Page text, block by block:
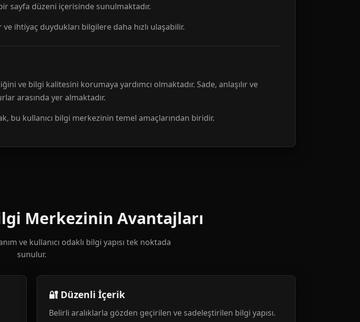
sayfa düzeni içerisinde sunulmaktadır.
ihtiyaç duydukları bilgilere daha hızlı ulaşabilir.
ve bilgi kalitesini korumaya yardımcı olmaktadır. Sade, anlaşılır ve
arasında yer almaktadır.
bu kullanıcı bilgi merkezinin temel amaçlarından biridir.
Merkezinin Avantajları
ve kullanıcı odaklı bilgi yapısı tek noktada
sunulur.
🔐 Düzenli İçerik
Belirli aralıklarla gözden geçirilen ve sadeleştirilen bilgi yapısı.